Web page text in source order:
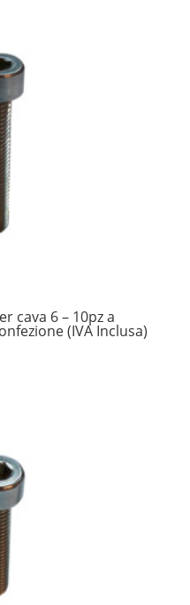
cava 6 – 10pz a
(IVA Inclusa)